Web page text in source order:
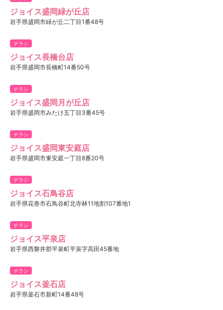
ジョイス盛岡緑が丘店
岩手県盛岡市緑が丘二丁目1番48号
チラシ
ジョイス長橋台店
岩手県盛岡市長橋町14番50号
チラシ
ジョイス盛岡月が丘店
岩手県盛岡市みたけ五丁目3番45号
チラシ
ジョイス盛岡東安庭店
岩手県盛岡市東安庭一丁目8番20号
チラシ
ジョイス石鳥谷店
岩手県花巻市石鳥谷町北寺林11地割107番地1
チラシ
ジョイス平泉店
岩手県西磐井郡平泉町平泉字高田45番地
チラシ
ジョイス釜石店
岩手県釜石市新町14番48号